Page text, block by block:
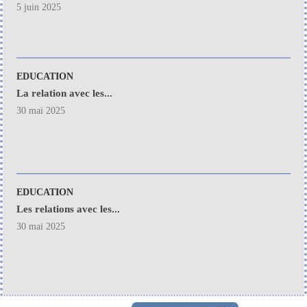
5 juin 2025
EDUCATION
La relation avec les...
30 mai 2025
EDUCATION
Les relations avec les...
30 mai 2025